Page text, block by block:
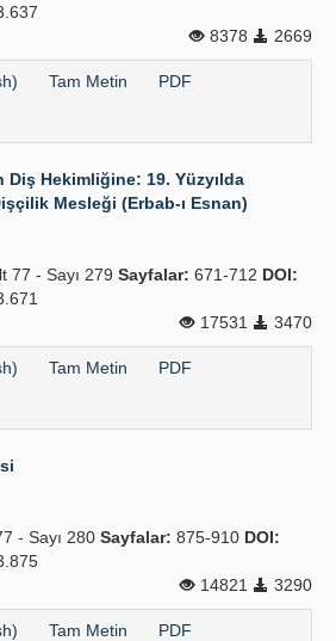
8378
2669
Tam Metin PDF
Diş Hekimliğine: 19. Yüzyılda
Mesleği (Erbab-ı Esnan)
77 - Sayı 279 Sayfalar: 671-712 DOI:
17531
3470
Tam Metin PDF
- Sayı 280 Sayfalar: 875-910 DOI:
14821
3290
Tam Metin PDF